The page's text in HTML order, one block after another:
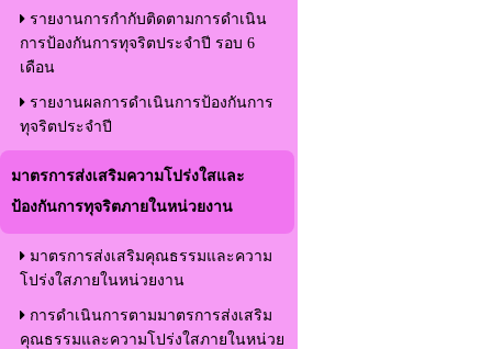
รายงานการกำกับติดตามการดำเนิน
การป้องกันการทุจริตประจำปี รอบ 6
เดือน
รายงานผลการดำเนินการป้องกันการ
ทุจริตประจำปี
มาตรการส่งเสริมความโปร่งใสและ
ป้องกันการทุจริตภายในหน่วยงาน
มาตรการส่งเสริมคุณธรรมและความ
โปร่งใสภายในหน่วยงาน
การดำเนินการตามมาตรการส่งเสริม
คุณธรรมและความโปร่งใสภายในหน่วย